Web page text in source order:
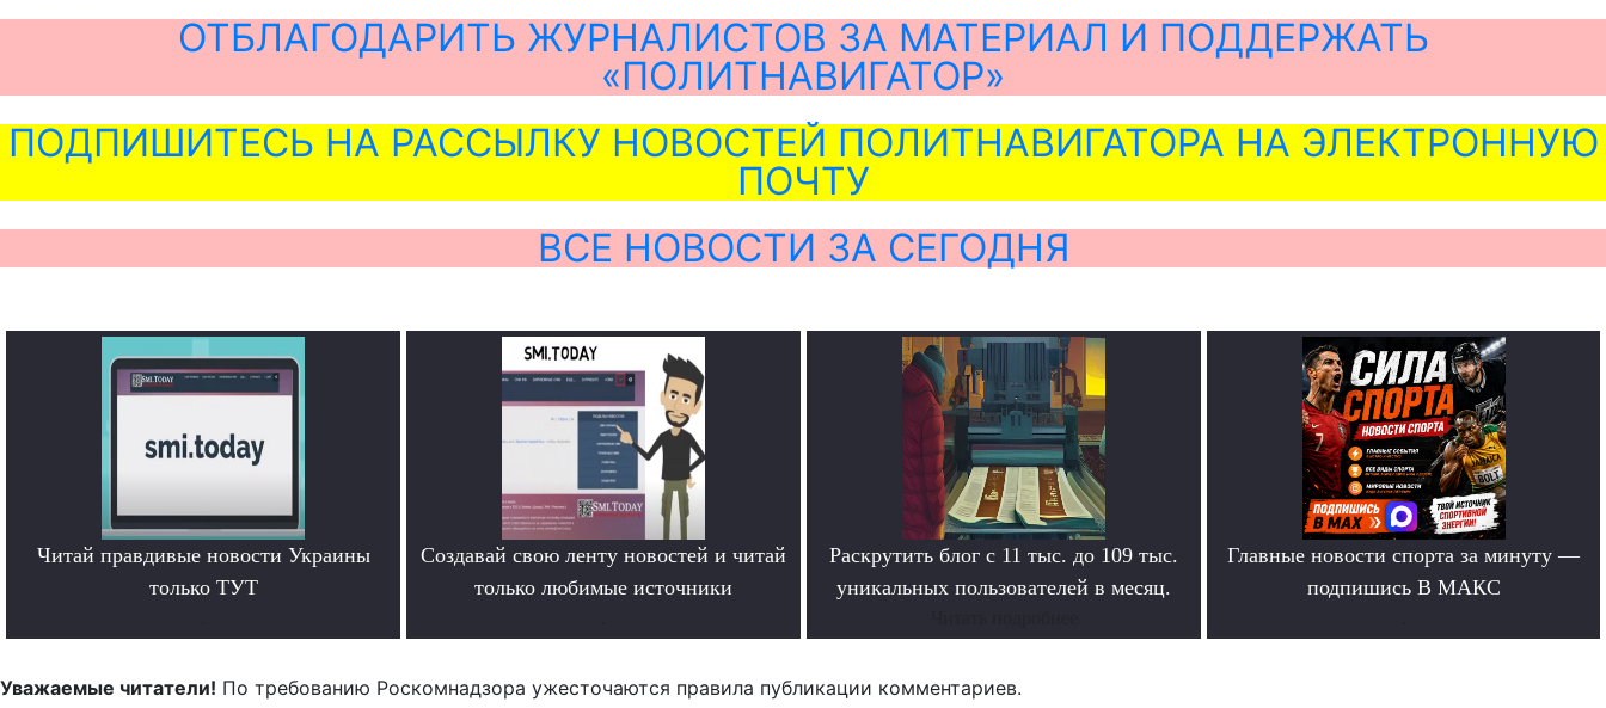
ОТБЛАГОДАРИТЬ ЖУРНАЛИСТОВ ЗА МАТЕРИАЛ И ПОДДЕРЖАТЬ
«ПОЛИТНАВИГАТОР»
ПОДПИШИТЕСЬ НА РАССЫЛКУ НОВОСТЕЙ ПОЛИТНАВИГАТОРА НА ЭЛЕКТРОННУЮ
ПОЧТУ
ВСЕ НОВОСТИ ЗА СЕГОДНЯ
Читай правдивые новости Украины
только ТУТ
Создавай свою ленту новостей и читай
только любимые источники
Раскрутить блог с 11 тыс. до 109 тыс.
уникальных пользователей в месяц.
Главные новости спорта за минуту —
подпишись В МАКС
Уважаемые читатели! По требованию Роскомнадзора ужесточаются правила публикации комментариев.